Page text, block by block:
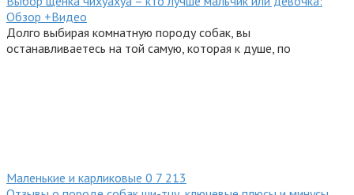
Обзор +Видео
Долго выбирая комнатную породу собак, вы
останавливаетесь на той самую, которая к душе, по
Маленькие и карликовые 0 7 213